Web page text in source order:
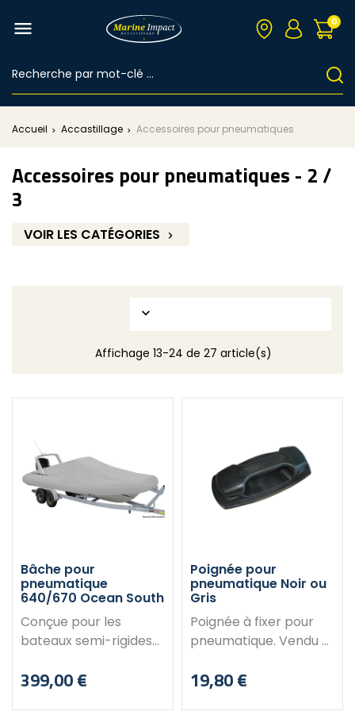
 0
Accueil Accastillage Accessoires pour pneumatiques
Accessoires pour pneumatiques - 2 /
3
VOIR LES CATÉGORIES 

Affichage 13-24 de 27 article(s)
Bâche pour
pneumatique
640/670 Ocean South
Conçue pour les
bateaux semi-rigides
et arche arrière. Idéale
Prix
399,00 €
Poignée pour
pneumatique Noir ou
Gris
Poignée à fixer pour
pneumatique. Vendu à
Caractéristiques :
Prix
19,80 €